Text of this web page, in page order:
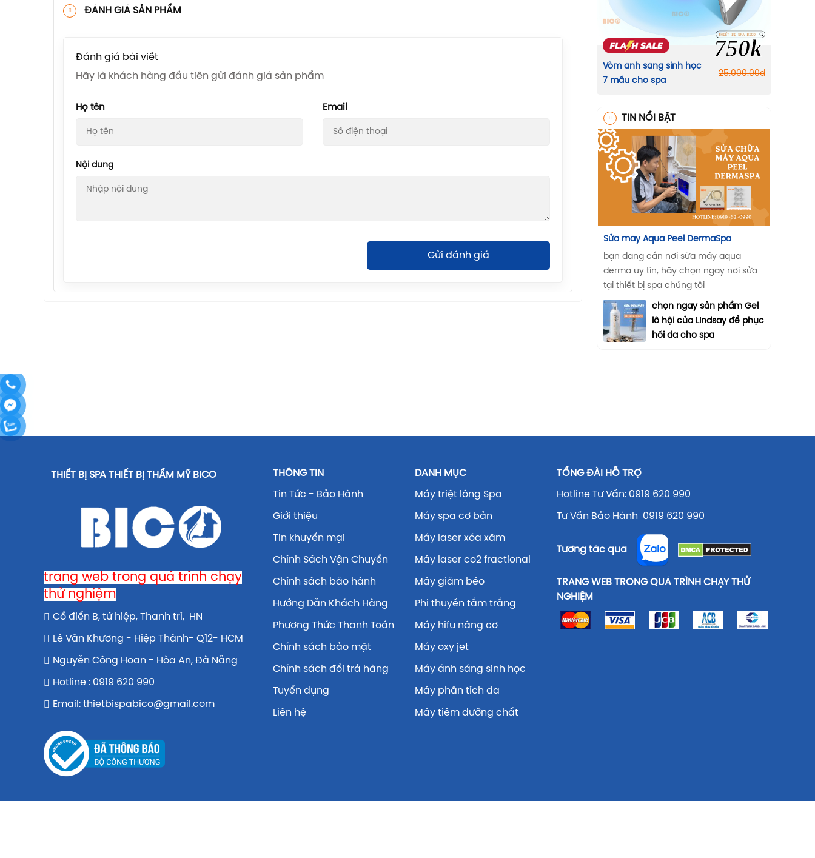
ĐÁNH GIÁ SẢN PHẨM
Đánh giá bài viết
Hãy là khách hàng đầu tiên gửi đánh giá sản phẩm
Họ tên Email
Nội dung
Gửi đánh giá
750k
Vòm ánh sáng sinh học
7 mầu cho spa
25.000.00đ
TIN NỔI BẬT
Sửa máy Aqua Peel DermaSpa
bạn đang cần nơi sửa máy aqua
derma uy tín, hãy chọn ngay nơi sửa
tại thiết bị spa chúng tôi
chọn ngay sản phẩm Gel
lô hội của LIndsay để phục
hồi da cho spa
THIẾT BỊ SPA THIẾT BỊ THẨM MỸ BICO
trang web trong quá trình chạy
thử nghiệm
Cổ điển B, tứ hiệp, Thanh trì, HN
Lê Văn Khương - Hiệp Thành- Q12- HCM
Nguyễn Công Hoan - Hòa An, Đà Nẵng
Hotline : 0919 620 990
Email: thietbispabico@gmail.com
THÔNG TIN
Tin Tức - Bảo Hành
Giới thiệu
Tin khuyến mại
Chính Sách Vận Chuyển
Chính sách bảo hành
Hướng Dẫn Khách Hàng
Phương Thức Thanh Toán
Chính sách bảo mật
Chính sách đổi trả hàng
Tuyển dụng
Liên hệ
DANH MỤC
Máy triệt lông Spa
Máy spa cơ bản
Máy laser xóa xăm
Máy laser co2 fractional
Máy giảm béo
Phi thuyền tắm trắng
Máy hifu nâng cơ
Máy oxy jet
Máy ánh sáng sinh học
Máy phân tích da
Máy tiêm dưỡng chất
TỔNG ĐÀI HỖ TRỢ
Hotline Tư Vấn: 0919 620 990
Tư Vấn Bảo Hành 0919 620 990
Tương tác qua
TRANG WEB TRONG QUÁ TRÌNH CHẠY THỬ
NGHIỆM